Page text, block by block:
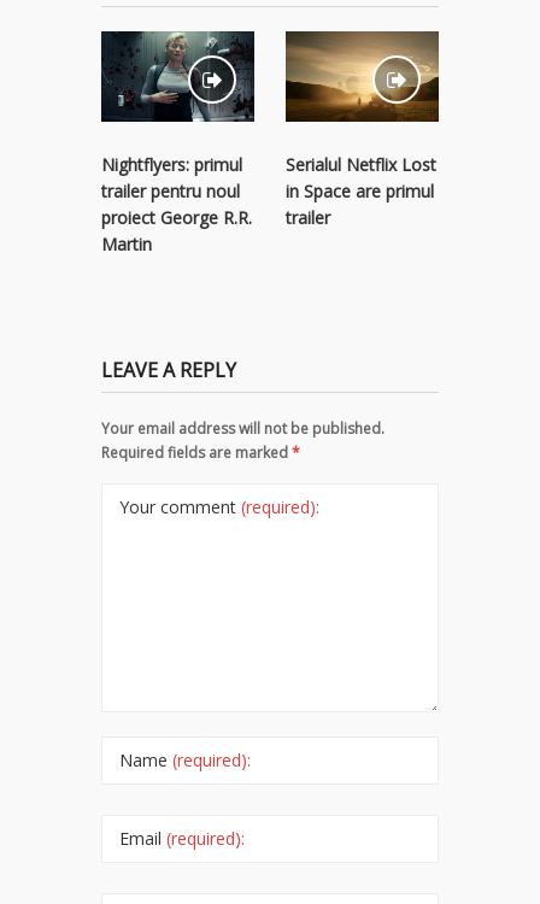
Nightflyers: primul
trailer pentru noul
proiect George R.R.
Martin
Serialul Netflix Lost
in Space are primul
trailer
LEAVE A REPLY
Your email address will not be published.
Required fields are marked*
Your comment (required):
Name (required):
Email (required):